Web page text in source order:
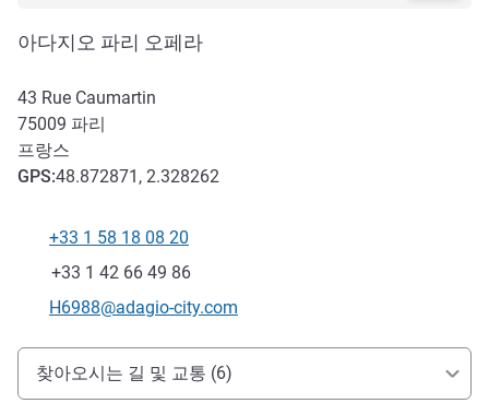
아다지오 파리 오페라
43 Rue Caumartin
75009 파리
프랑스
GPS:48.872871, 2.328262
전화
+33 1 58 18 08 20
팩스
+33 1 42 66 49 86
E-mail
H6988@adagio-city.com
호텔 접근 및 교통
찾아오시는 길 및 교통 (6)